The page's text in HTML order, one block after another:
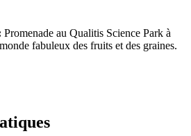
Promenade au Qualitis Science Park à
fabuleux des fruits et des graines.